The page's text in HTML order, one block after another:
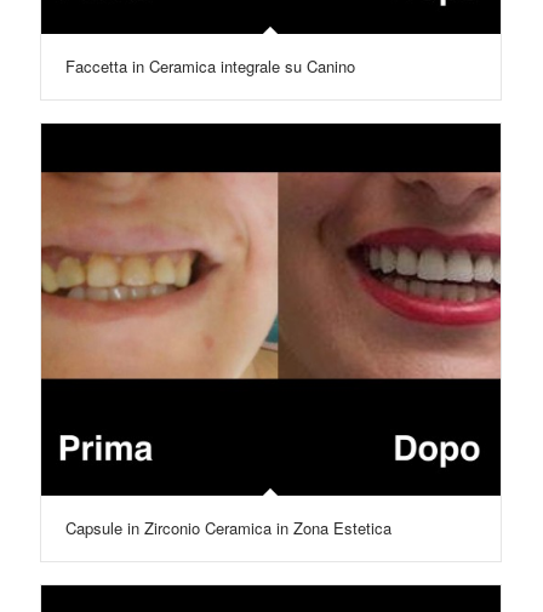
Faccetta in Ceramica integrale su Canino
Capsule in Zirconio Ceramica in Zona Estetica